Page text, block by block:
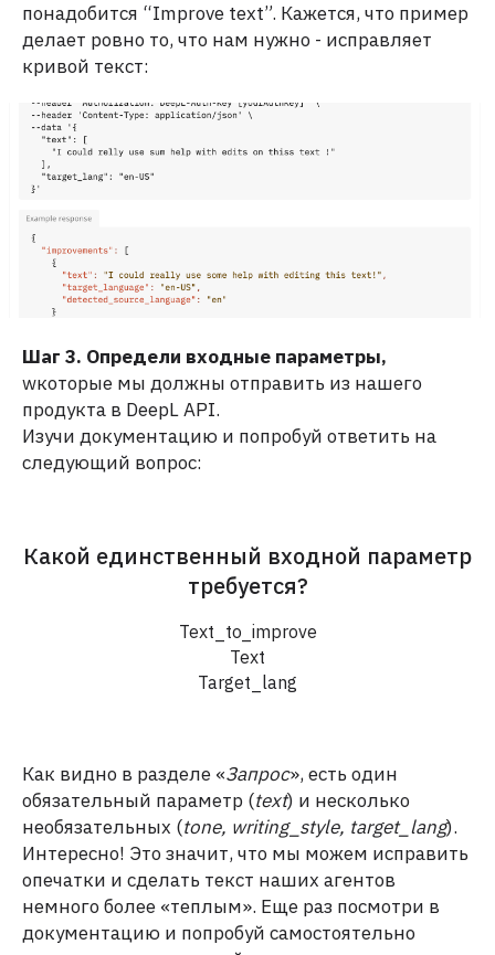
понадобится “Improve text”. Кажется, что пример
делает ровно то, что нам нужно - исправляет
кривой текст:
Шаг 3. Определи входные параметры,
wкоторые мы должны отправить из нашего
продукта в DeepL API.
Изучи документацию и попробуй ответить на
следующий вопрос:
Какой единственный входной параметр
требуется?
Text_to_improve
Text
Target_lang
Как видно в разделе «Запрос», есть один
обязательный параметр (text) и несколько
необязательных (tone, writing_style, target_lang).
Интересно! Это значит, что мы можем исправить
опечатки и сделать текст наших агентов
немного более «теплым». Еще раз посмотри в
документацию и попробуй самостоятельно